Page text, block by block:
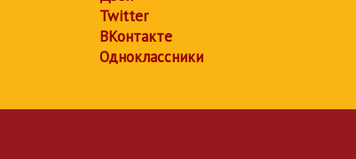
Twitter
ВКонтакте
Одноклассники